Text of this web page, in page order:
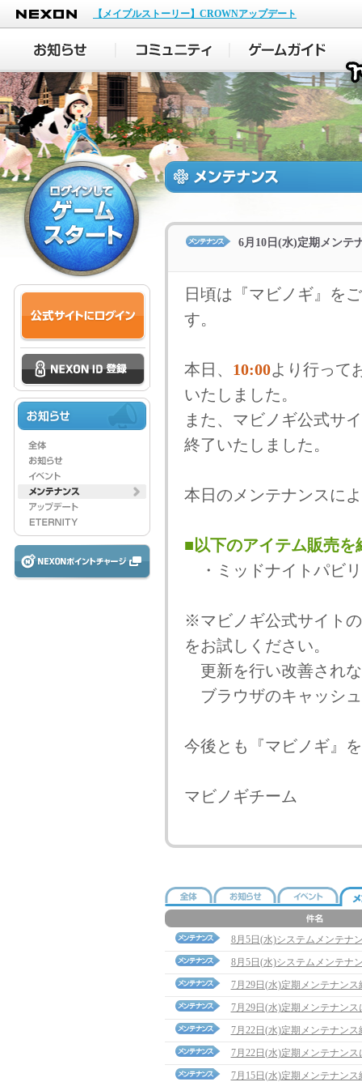
NEXON
【メイプルストーリー】CROWNアップデート
6月10日(水)定期メンテ
日頃は『マビノギ』を
す。
本日、 10:00より行って
いたしました。
また、マビノギ公式サ
終了いたしました。
本日のメンテナンスに
■以下のアイテム販売を
・ミッドナイトパビ
※マビノギ公式サイト
をお試しください。
更新を行い改善され
ブラウザのキャッシ
今後とも『マビノギ』
マビノギチーム
8月5日(水)システムメンテナ
8月5日(水)システムメンテナ
7月29日(水)定期メンテナン
7月29日(水)定期メンテナンス
7月22日(水)定期メンテナン
7月22日(水)定期メンテナンス
7月15日(水)定期メンテナン